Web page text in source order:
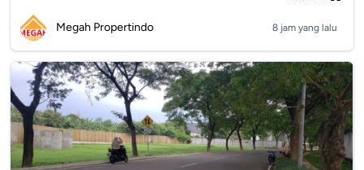
Megah Propertindo 8 jam yang lalu